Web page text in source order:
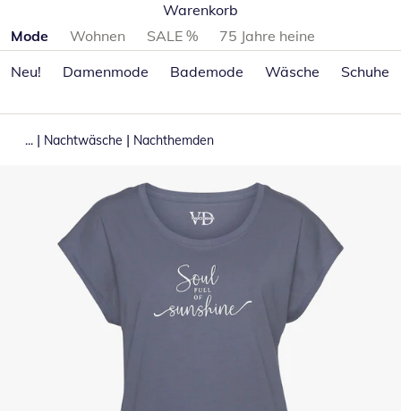
Warenkorb
Produktkategorien überspringen
Mode Wohnen SALE %
75 Jahre heine
Neu!
Damenmode Bademode Wäsche Schuhe
... | Nachtwäsche | Nachthemden